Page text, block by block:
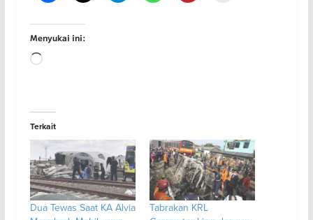
Menyukai ini:
Memuat...
Terkait
Dua Tewas Saat KA Alvia
Tabrakan KRL